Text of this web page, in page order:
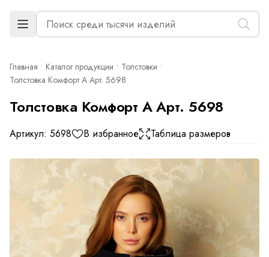
Главная Каталог продукции
Толстовки
Толстовка Комфорт А Арт. 5698
Толстовка Комфорт А Арт. 5698
Артикул: 5698 В избранное Таблица размеров